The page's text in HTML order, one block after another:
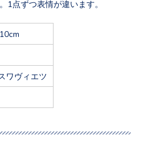
1点ずつ表情が違います。
ワヴィエツ